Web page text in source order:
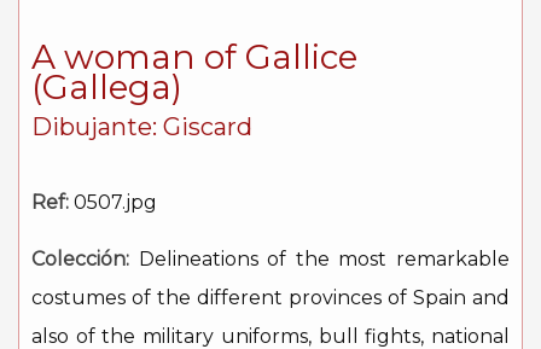
A woman of Gallice
(Gallega)
Dibujante: Giscard
Ref: 0507.jpg
Colección: Delineations of the most remarkable
costumes of the different provinces of Spain and
also of the military uniforms, bull fights, national